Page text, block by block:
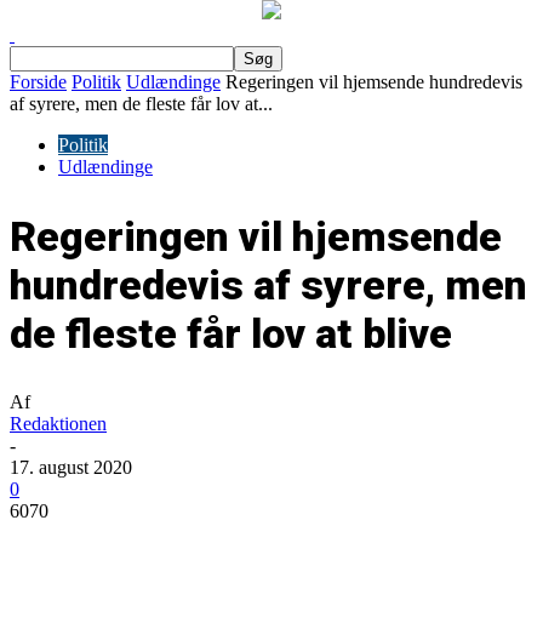
Forside Politik Udlændinge Regeringen vil hjemsende hundredevis
af syrere, men de fleste får lov at...
Politik
Udlændinge
Regeringen vil hjemsende
hundredevis af syrere, men
de fleste får lov at blive
Af
Redaktionen
-
17. august 2020
0
6070